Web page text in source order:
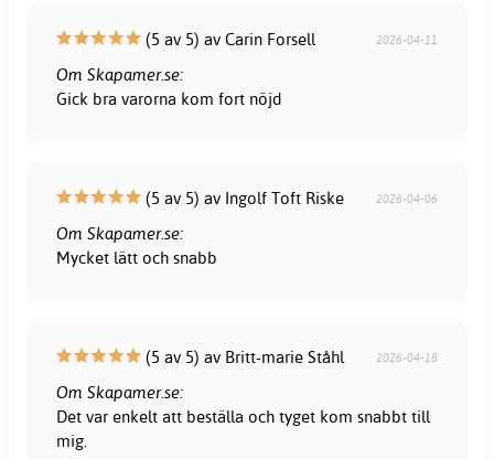
(5 av 5) av Carin Forsell 2026-04-11
Om Skapamer.se:
Gick bra varorna kom fort nöjd
(5 av 5) av Ingolf Toft Riske 2026-04-06
Om Skapamer.se:
Mycket lätt och snabb
(5 av 5) av Britt-marie Ståhl 2026-04-18
Om Skapamer.se:
Det var enkelt att beställa och tyget kom snabbt till
mig.